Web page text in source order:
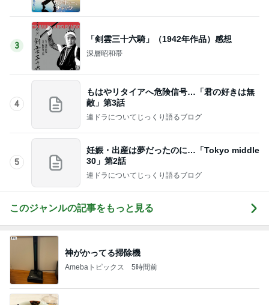
3
「剣雲三十六騎」（1942年作品）感想
深層昭和帯
4
もはやリタイアへ危険信号…「君の好きは無
敵」第3話
連ドラについてじっくり語るブログ
5
妊娠・出産は夢だったのに…「Tokyo middle
30」第2話
連ドラについてじっくり語るブログ
このジャンルの記事をもっと見る
神がかってる掃除機
Amebaトピックス 5時間前